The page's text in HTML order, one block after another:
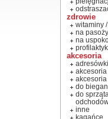
zdrowie
witaminy
na
na
akcesoria
akcesoria
do
do
inne
kagańce